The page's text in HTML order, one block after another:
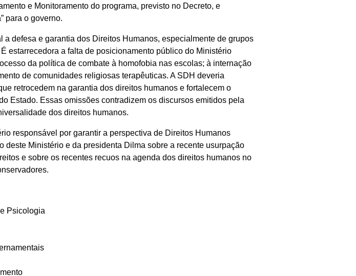
e Monitoramento do programa, previsto no Decreto, e
para o governo.
defesa e garantia dos Direitos Humanos, especialmente de grupos
estarrecedora a falta de posicionamento público do Ministério
da política de combate à homofobia nas escolas; à internação
de comunidades religiosas terapêuticas. A SDH deveria
retrocedem na garantia dos direitos humanos e fortalecem o
Estado. Essas omissões contradizem os discursos emitidos pela
dos direitos humanos.
responsável por garantir a perspectiva de Direitos Humanos
Ministério e da presidenta Dilma sobre a recente usurpação
e sobre os recentes recuos na agenda dos direitos humanos no
Psicologia